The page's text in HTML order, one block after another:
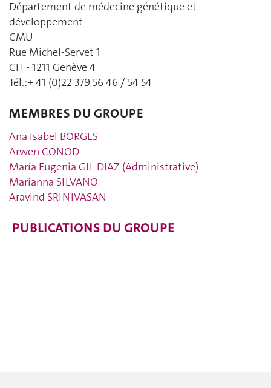
Département de médecine génétique et
développement
CMU
Rue Michel-Servet 1
CH - 1211 Genève 4
Tél.:+ 41 (0)22 379 56 46 / 54 54
MEMBRES DU GROUPE
Ana Isabel BORGES
Arwen CONOD
María Eugenia GIL DIAZ (Administrative)
Marianna SILVANO
Aravind SRINIVASAN
PUBLICATIONS DU GROUPE